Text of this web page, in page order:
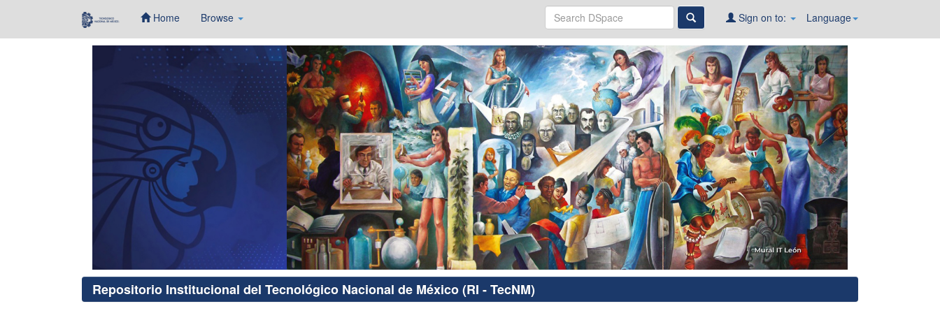
Home Browse Language
Sign on to:
Repositorio Institucional del Tecnológico Nacional de México (RI - TecNM)